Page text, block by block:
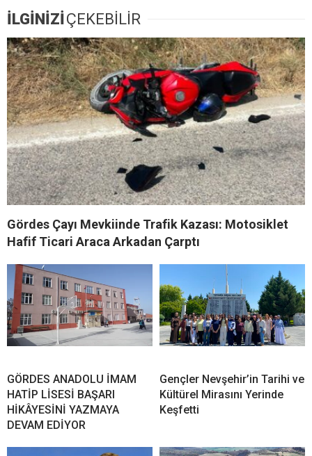
İLGİNİZİ ÇEKEBİLİR
Gördes Çayı Mevkiinde Trafik Kazası: Motosiklet
Hafif Ticari Araca Arkadan Çarptı
GÖRDES ANADOLU İMAM
HATİP LİSESİ BAŞARI
HİKÂYESİNİ YAZMAYA
DEVAM EDİYOR
Gençler Nevşehir’in Tarihi ve
Kültürel Mirasını Yerinde
Keşfetti